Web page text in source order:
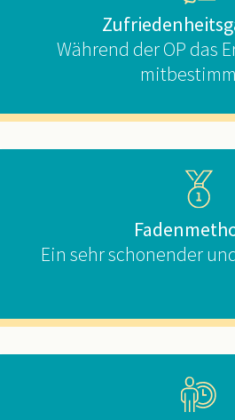
Während der OP das
Ein sehr schonender